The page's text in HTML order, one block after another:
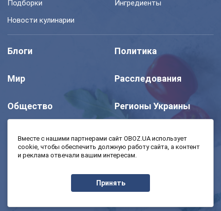
Подборки
Ингредиенты
Новости кулинарии
Блоги Политика
Мир Расследования
Общество Регионы Украины
Моя школа Авто
Экономика
Вместе с нашими партнерами сайт OBOZ.UA использует
cookie, чтобы обеспечить должную работу сайта, а контент
и реклама отвечали вашим интересам.
Принять